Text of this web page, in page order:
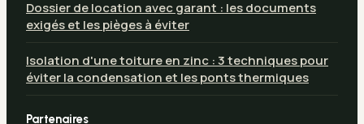
Dossier de location avec garant : les documents
exigés et les pièges à éviter
Isolation d'une toiture en zinc : 3 techniques pour
éviter la condensation et les ponts thermiques
Partenaires